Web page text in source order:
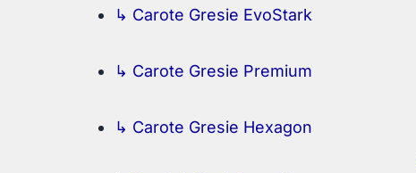
↳ Carote Gresie EvoStark
↳ Carote Gresie Premium
↳ Carote Gresie Hexagon